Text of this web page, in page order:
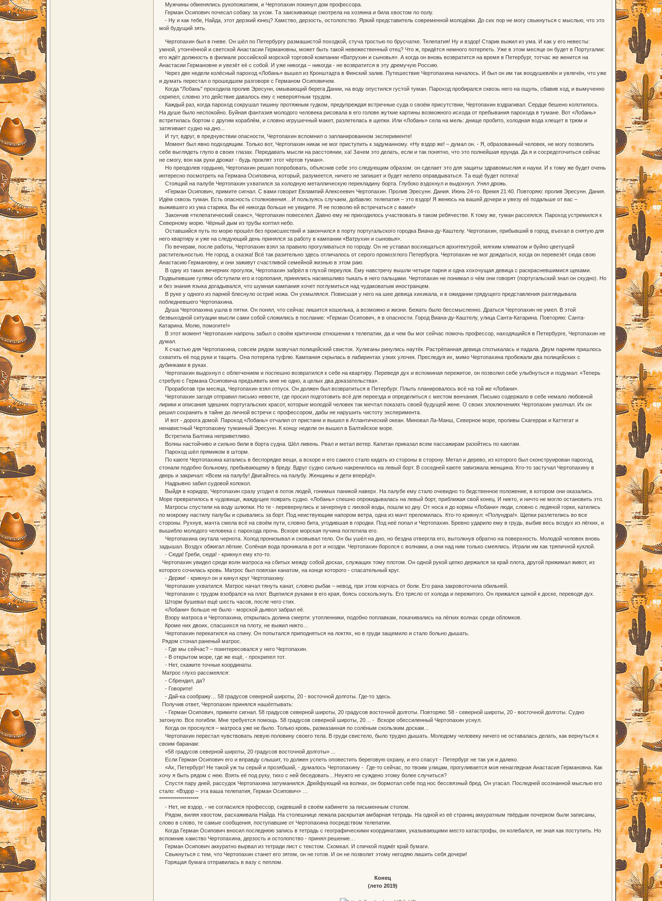
Мужчины обменялись рукопожатием, и Чертопахин покинул дом профессора.
Герман Осипович почесал собаку за ухом. Та заискивающе смотрела на хозяина и била хвостом по полу.
- Ну и как тебе, Найда, этот дерзкий юнец? Хамство, дерзость, остолопство. Яркий представитель современной молодёжи. До сих пор не могу свыкнуться с мыслью, что это
мой будущий зять.
Чертопахин был в гневе. Он шёл по Петербургу размашистой походкой, стуча тростью по брусчатке. Телепатия! Ну и вздор! Старик выжил из ума. И как у его невесты:
умной, утончённой и светской Анастасии Германовны, может быть такой невежественный отец? Что ж, придётся немного потерпеть. Уже в этом месяце он будет в Португалии:
его ждёт должность в филиале российской морской торговой компании «Ватрухин и сыновья». А когда он вновь возвратится на время в Петербург, тотчас же женится на
Анастасии Германовне и увезёт её с собой. И уже никогда – никогда - не возвратится в эту дремучую Россию.
Через две недели колёсный пароход «Лобань» вышел из Кронштадта в Финский залив. Путешествие Чертопахина началось. И был он им так воодушевлён и увлечён, что уже
и думать перестал о прошедшем разговоре с Германом Осиповичем.
Когда "Лобань" проходила пролив Эресунн, омывающий берега Дании, на воду опустился густой туман. Пароход пробирался сквозь него на ощупь, сбавив ход, и вымученно
скрипел, словно это действие давалось ему с невероятным трудом.
Каждый раз, когда пароход сокрушал тишину протяжным гудком, предупреждая встречные суда о своём присутствии, Чертопахин вздрагивал. Сердце бешено колотилось.
На душе было неспокойно. Буйная фантазия молодого человека рисовала в его голове жуткие картины возможного исхода от пребывания парохода в тумане. Вот «Лобань»
встретилась бортом с другим кораблём, и словно игрушечный макет, разлетелась в щепки. Или «Лобань» села на мель: днище пробито, холодная вода хлещет в трюм и
затягивает судно на дно...
И тут, вдруг, в предчувствии опасности, Чертопахин вспомнил о запланированном эксперименте!
Момент был явно подходящим. Только вот, Чертопахин никак не мог приступить к задуманному. «Ну вздор же! – думал он. - Я, образованный человек, не могу позволить
себе выглядеть глупо в своих глазах. Передавать мысли на расстоянии, ха! Зачем это делать, если и так понятно, что это полнейшая ерунда. Да я и сосредоточиться сейчас
не смогу, вон как руки дрожат - будь проклят этот чёртов туман».
Но преодолев гордыню, Чертопахин решил попробовать, объяснив себе это следующим образом: он сделает это для защиты здравомыслия и науки. И к тому же будет очень
интересно посмотреть на Германа Осиповича, который, разумеется, ничего не запишет и будет нелепо оправдываться. Та ещё будет потеха!
Стоящий на палубе Чертопахин ухватился за холодную металлическую перекладину борта. Глубоко вздохнул и выдохнул. Унял дрожь.
«Герман Осипович, примите сигнал. С вами говорит Евлампий Алексеевич Чертопахин. Пролив Эресунн. Дания. Июнь 24-го. Время 21:40. Повторяю: пролив Эресунн. Дания.
Идём сквозь туман. Есть опасность столкновения…И пользуясь случаем, добавлю: телепатия – это вздор! Я женюсь на вашей дочери и увезу её подальше от вас –
выжившего из ума старика. Вы её никогда больше не увидите. Я не позволю ей встречаться с вами!»
Закончив «телепатический сеанс», Чертопахин повеселел. Давно ему не приходилось участвовать в таком ребячестве. К тому же, туман рассеялся. Пароход устремился к
Северному морю. Чёрный дым из трубы коптил небо.
Оставшийся путь по морю прошёл без происшествий и закончился в порту португальского городка Виана-ду-Каштелу. Чертопахин, прибывший в город, въехал в снятую для
него квартиру и уже на следующий день принялся за работу в кампании «Ватрухин и сыновья».
По вечерам, после работы, Чертопахин взял за правило прогуливаться по городу. Он не уставал восхищаться архитектурой, мягким климатом и буйно цветущей
растительностью. Не город, а сказка! Всё так разительно здесь отличалось от серого промозглого Петербурга. Чертопахин не мог дождаться, когда он перевезёт сюда свою
Анастасию Германовну, и они заживут счастливой семейной жизнью в этом раю.
В одну из таких вечерних прогулок, Чертопахин забрёл в глухой переулок. Ему навстречу вышли четыре парня и одна хохочущая девица с раскрасневшимися щеками.
Подвыпившие гуляки обступили его и горлопаня, принялись насмешливо тыкать в него пальцами. Чертопахин не понимал о чём они говорят (португальский знал он скудно). Но
и без знания языка догадывался, что шумная кампания хочет поглумиться над чудаковатым иностранцем.
В руке у одного из парней блеснуло остриё ножа. Он ухмылялся. Повисшая у него на шее девица хихикала, и в ожидании грядущего представления разглядывала
побледневшего Чертопахина.
Душа Чертопахина ушла в пятки. Он понял, что сейчас лишится кошелька, а возможно и жизни. Бежать было бессмысленно. Драться Чертопахин не умел. В этой
безвыходной ситуации мысли сами собой сложились в послание: «Герман Осипович, я в опасности. Город Виана-ду-Каштелу, улица Санта-Катарина. Повторяю: Санта-
Катарина. Молю, помогите!»
В этот момент Чертопахин напрочь забыл о своём критичном отношении к телепатии, да и чем бы мог сейчас помочь профессор, находящийся в Петербурге, Чертопахин не
думал.
К счастью для Чертопахина, совсем рядом зазвучал полицейский свисток. Хулиганы ринулись наутёк. Растрёпанная девица спотыкалась и падала. Двум парням пришлось
схватить её под руки и тащить. Она потеряла туфлю. Кампания скрылась в лабиринтах узких улочек. Преследуя их, мимо Чертопахина пробежали два полицейских с
дубинками в руках.
Чертопахин выдохнул с облегчением и поспешно возвратился к себе на квартиру. Переведя дух и вспоминая пережитое, он позволил себе улыбнуться и подумал: «Теперь
стребую с Германа Осиповича предъявить мне не одно, а целых два доказательства».
Проработав три месяца, Чертопахин взял отпуск. Он должен был возвратиться в Петербург. Плыть планировалось всё на той же «Лобани».
Чертопахин загодя отправил письмо невесте, где просил подготовить всё для переезда и определиться с местом венчания. Письмо содержало в себе немало любовной
лирики и описания здешних португальских красот, которые молодой человек так мечтал показать своей будущей жене. О своих злоключениях Чертопахин умолчал. Их он
решил сохранить в тайне до личной встречи с профессором, дабы не нарушить чистоту эксперимента.
И вот - дорога домой. Пароход «Лобань» отчалил от пристани и вышел в Атлантический океан. Миновал Ла-Манш, Северное море, проливы Скагеррак и Каттегат и
ненавистный Чертопахину туманный Эресунн. К концу недели он вышел в Балтийское море.
Встретила Балтика неприветливо.
Волны настойчиво и сильно били в борта судна. Шёл ливень. Рвал и метал ветер. Капитан приказал всем пассажирам разойтись по каютам.
Пароход шёл прямиком в шторм.
По каюте Чертопахина катались в беспорядке вещи, а вскоре и его самого стало кидать из стороны в сторону. Метал и дерево, из которого был сконструирован пароход,
стонали подобно больному, пребывающему в бреду. Вдруг судно сильно накренилось на левый борт. В соседней каюте завизжала женщина. Кто-то застучал Чертопахину в
дверь и закричал: «Всем на палубу! Двигайтесь на палубу. Женщины и дети вперёд!».
Надрывно забил судовой колокол.
Выйдя в коридор, Чертопахин сразу угодил в поток людей, гонимых паникой наверх. На палубе ему стало очевидно то бедственное положение, в котором они оказались.
Море превратилось в чудовище, жаждущее пожрать судно. «Лобань» спешно опрокидывалась на левый борт, приближая свой конец. И никто, и ничто не могло остановить это.
Матросы спустили на воду шлюпки. Но те - перевернулись и зачерпнув с лихвой воды, пошли ко дну. От носа и до кормы «Лобани» люди, словно с ледяной горки, катились
по мокрому настилу палубы и срывались за борт. Под неиствующим напором ветра, одна из мачт преломилась. Кто-то крикнул: «Полундра!». Щепки разлетелись во все
стороны. Рухнув, мачта смела всё на своём пути, словно бита, угодившая в городки. Под неё попал и Чертопахин. Бревно ударило ему в грудь, выбив весь воздух из лёгких, и
вышибло молодого человека с парохода прочь. Вскоре морская пучина поглотила его.
Чертопахина окутала чернота. Холод пронизывал и сковывал тело. Он бы ушёл на дно, но бездна отвергла его, вытолкнув обратно на поверхность. Молодой человек вновь
задышал. Воздух обжигал лёгкие. Солёная вода проникала в рот и ноздри. Чертопахин боролся с волнами, а они над ним только смеялись. Играли им как тряпичной куклой.
- Сюда! Греби, сюда! - крикнул ему кто-то.
Чертопахин увидел среди волн матроса на сбитых между собой досках, служащих тому плотом. Он одной рукой цепко держался за край плота, другой прижимал живот, из
которого сочилась кровь. Матрос был повязан канатом, на конце которого - спасательный круг.
- Держи! - крикнул он и кинул круг Чертопахину.
Чертопахин ухватился. Матрос начал тянуть канат, словно рыбак – невод, при этом корчась от боли. Его рана закровоточила обильней.
Чертопахин с трудом взобрался на плот. Вцепился руками в его края, боясь соскользнуть. Его трясло от холода и пережитого. Он прижался щекой к доске, переводя дух.
Шторм бушевал ещё шесть часов, после чего стих.
«Лобани» больше не было - морской дьявол забрал её.
Взору матроса и Чертопахина, открылась долина смерти: утопленники, подобно поплавкам, покачивались на лёгких волнах среди обломков.
Кроме них двоих, спасшихся на плоту, не выжил никто…
Чертопахин перекатился на спину. Он попытался приподняться на локтях, но в груди защемило и стало больно дышать.
Рядом стонал раненый матрос.
- Где мы сейчас? – поинтересовался у него Чертопахин.
- В открытом море, где же ещё, - прохрипел тот.
- Нет, скажите точные координаты.
Матрос глухо рассмеялся:
- Сбрендил, да?
- Говорите!
- Дай-ка соображу… 58 градусов северной широты, 20 - восточной долготы. Где-то здесь.
Получив ответ, Чертопахин принялся нашёптывать:
- Герман Осипович, примите сигнал. 58 градусов северной широты, 20 градусов восточной долготы. Повторяю: 58 - северной широты, 20 - восточной долготы. Судно
затонуло. Все погибли. Мне требуется помощь. 58 градусов северной широты, 20… - Вскоре обессиленный Чертопахин уснул.
Когда он проснулся – матроса уже не было. Только кровь, размазанная по солёным скользким доскам...
Чертопахин перестал чувствовать левую половину своего тела. В груди свистело, было трудно дышать. Молодому человеку ничего не оставалась делать, как вернуться к
своим баранам:
«58 градусов северной широты, 20 градусов восточной долготы» ...
Если Герман Осипович его и вправду слышит, то должен успеть оповестить береговую охрану, и его спасут - Петербург не так уж и далеко.
«Ах, Петербург! Не такой уж ты серый и прозябший, - думалось Чертопахину - Где-то сейчас, по твоим улицам, прогуливается моя ненаглядная Анастасия Германовна. Как
хочу я быть рядом с нею. Взять её под руку, тихо с ней беседовать…Неужто не суждено этому более случиться?
Спустя пару дней, рассудок Чертопахина затуманился. Дрейфующий на волнах, он бормотал себе под нос бессвязный бред. Он угасал. Последней осознанной мыслью его
стало: «Вздор – эта ваша телепатия, Герман Осипович» …
********************
- Нет, не вздор, - не согласился профессор, сидевший в своём кабинете за письменным столом.
Рядом, виляя хвостом, расхаживала Найда. На столешнице лежала раскрытая амбарная тетрадь. На одной из её страниц аккуратным твёрдым почерком были записаны,
слово в слово, те самые сообщения, поступавшие от Чертопахина посредством телепатии.
Когда Герман Осипович вносил последнюю запись в тетрадь с географическими координатами, указывающими место катастрофы, он колебался, не зная как поступить. Но
вспомнив хамство Чертопахина, дерзость и остолопство - принял решение…
Герман Осипович аккуратно вырвал из тетради лист с текстом. Скомкал. И спичкой поджёг край бумаги.
Свыкнуться с тем, что Чертопахин станет его зятем, он не готов. И он не позволит этому негодяю лишить себя дочери!
Горящая бумага отправилась в вазу с пеплом.
Конец
(лето 2019)